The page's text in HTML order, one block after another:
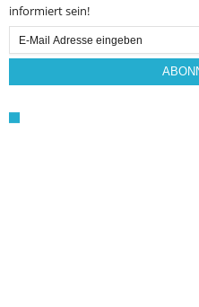
informiert sein!
Email
Subscription